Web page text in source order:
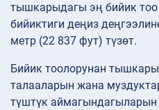
тышкарыдагы эң бийик тоо
бийиктиги деңиз
метр (22 837 фут) түзөт.
Бийик тоолорунан
талааларын жана
түштүк аймагындагыларын